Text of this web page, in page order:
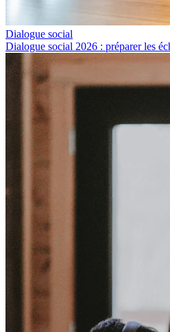
Dialogue social
Dialogue social 2026 : préparer les